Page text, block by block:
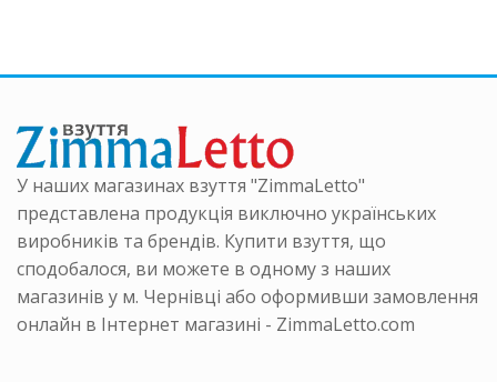
можна
сторінці
товару
У наших магазинах взуття "ZimmaLetto"
представлена продукція виключно українських
виробників та брендів. Купити взуття, що
сподобалося, ви можете в одному з наших
магазинів у м. Чернівці або оформивши замовлення
онлайн в Інтернет магазині - ZimmaLetto.com